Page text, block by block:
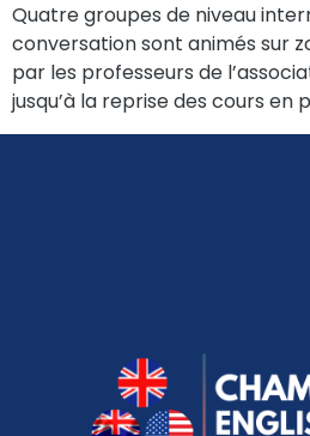
Quatre groupes de niveau
conversation sont animés sur
par les professeurs de
jusqu’à la reprise des cours en